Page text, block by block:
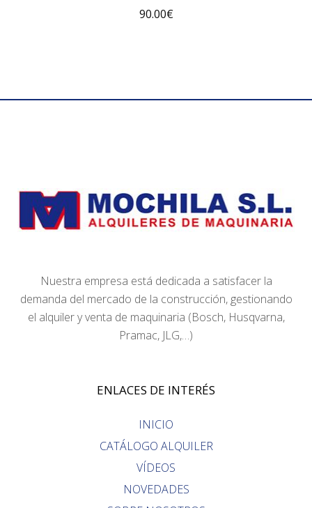
90.00€
Nuestra empresa está dedicada a satisfacer la
demanda del mercado de la construcción, gestionando
el alquiler y venta de maquinaria (Bosch, Husqvarna,
Pramac, JLG,…)
ENLACES DE INTERÉS
INICIO
CATÁLOGO ALQUILER
VÍDEOS
NOVEDADES